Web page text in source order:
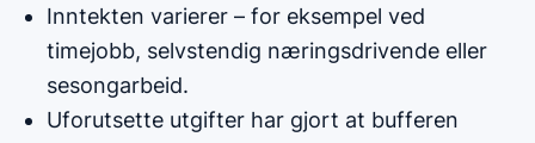
Inntekten varierer – for eksempel ved
timejobb, selvstendig næringsdrivende eller
sesongarbeid.
Uforutsette utgifter har gjort at bufferen